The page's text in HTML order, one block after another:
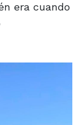
era cuando